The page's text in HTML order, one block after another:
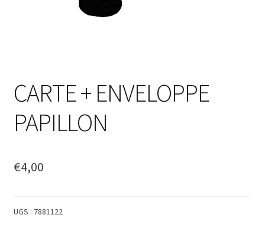
CARTE + ENVELOPPE
PAPILLON
€4,00
UGS : 7881122